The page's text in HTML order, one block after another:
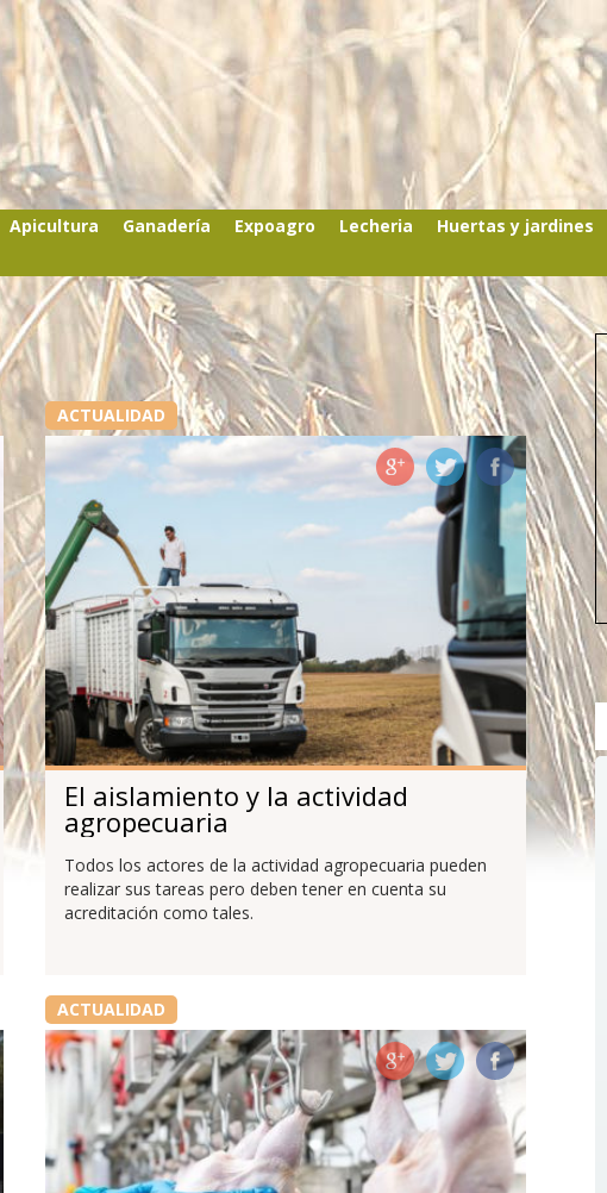
Apicultura Ganadería Expoagro Lecheria Huertas y jardines
ACTUALIDAD
El aislamiento y la actividad
agropecuaria
Todos los actores de la actividad agropecuaria pueden
realizar sus tareas pero deben tener en cuenta su
acreditación como tales.
ACTUALIDAD